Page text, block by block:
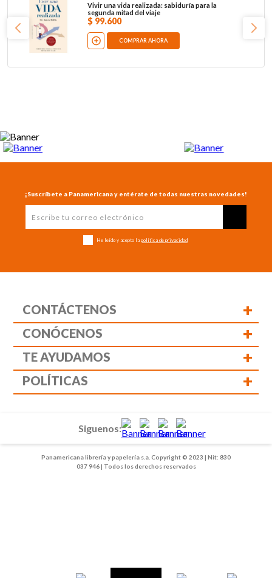
Vivir una vida realizada: sabiduría para la
segunda mitad del viaje
$ 99.600
COMPRAR AHORA
¡Suscríbete a Panamericana y entérate de todas nuestras novedades!
He leído y acepto la política de privacidad
CONTÁCTENOS +
CONÓCENOS +
TE AYUDAMOS +
POLÍTICAS +
Panamericana librería y papelería s.a. Copyright © 2023 | Nit: 830
037 946 | Todos los derechos reservados
Siguenos: